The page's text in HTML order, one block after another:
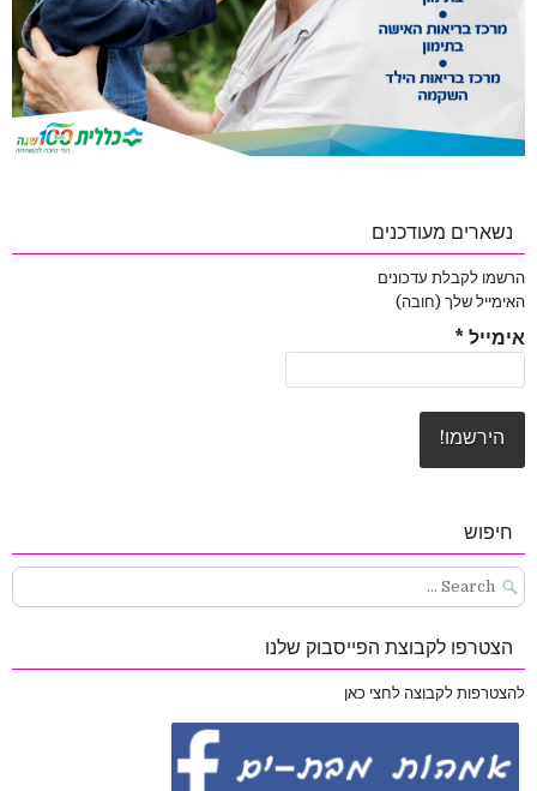
נשארים מעודכנים
הרשמו לקבלת עדכונים
האימייל שלך (חובה)
אימייל *
חיפוש
Search
for:
הצטרפו לקבוצת הפייסבוק שלנו
להצטרפות לקבוצה לחצי כאן